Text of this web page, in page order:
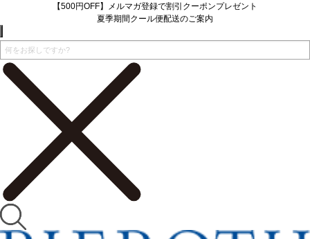
【500円OFF】メルマガ登録で割引クーポンプレゼント
夏季期間クール便配送のご案内